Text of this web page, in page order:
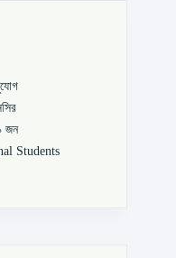
জন
Students